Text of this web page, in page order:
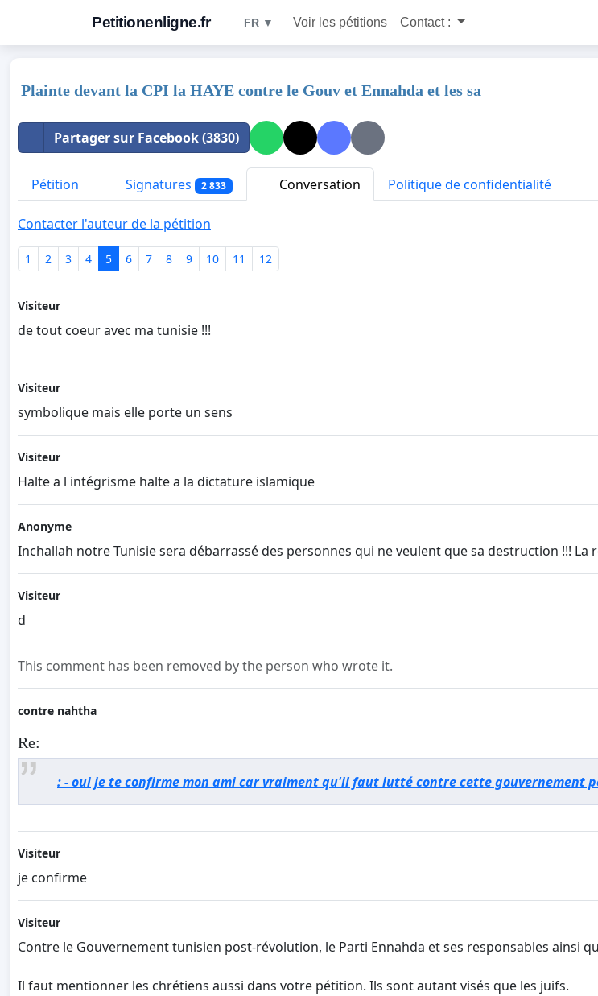
Petitionenligne.fr FR ▼ Voir les pétitions Contact :
Plainte devant la CPI la HAYE contre le Gouv et Ennahda et les sa
Partager sur Facebook (3830)
Pétition Signatures 2 833 Conversation Politique de confidentialité
Contacter l'auteur de la pétition
1 2 3 4 5 6 7 8 9 10 11 12
Visiteur
de tout coeur avec ma tunisie !!!
Visiteur
symbolique mais elle porte un sens
Visiteur
Halte a l intégrisme halte a la dictature islamique
Anonyme
Inchallah notre Tunisie sera débarrassé des personnes qui ne veulent que sa destruction !!!
Visiteur
d
This comment has been removed by the person who wrote it.
contre nahtha
Re:
: - oui je te confirme mon ami car vraiment qu'il faut lutté contre cette
Visiteur
je confirme
Visiteur
Contre le Gouvernement tunisien post-révolution, le Parti Ennahda et ses responsables ainsi
Il faut mentionner les chrétiens aussi dans votre pétition. Ils sont autant visés que les juifs.